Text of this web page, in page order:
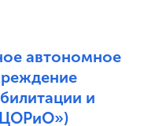
автономное
и